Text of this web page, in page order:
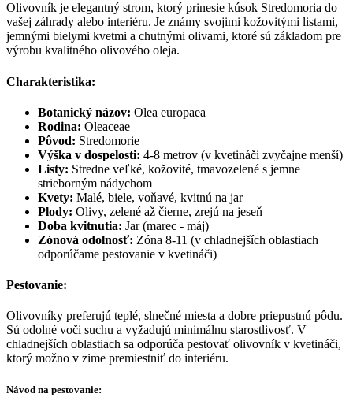
Olivovník je elegantný strom, ktorý prinesie kúsok Stredomoria do
vašej záhrady alebo interiéru. Je známy svojimi kožovitými listami,
jemnými bielymi kvetmi a chutnými olivami, ktoré sú základom pre
výrobu kvalitného olivového oleja.
Charakteristika:
Botanický názov: Olea europaea
Rodina: Oleaceae
Pôvod: Stredomorie
Výška v dospelosti: 4-8 metrov (v kvetináči zvyčajne menší)
Listy: Stredne veľké, kožovité, tmavozelené s jemne
strieborným nádychom
Kvety: Malé, biele, voňavé, kvitnú na jar
Plody: Olivy, zelené až čierne, zrejú na jeseň
Doba kvitnutia: Jar (marec - máj)
Zónová odolnosť: Zóna 8-11 (v chladnejších oblastiach
odporúčame pestovanie v kvetináči)
Pestovanie:
Olivovníky preferujú teplé, slnečné miesta a dobre priepustnú pôdu.
Sú odolné voči suchu a vyžadujú minimálnu starostlivosť. V
chladnejších oblastiach sa odporúča pestovať olivovník v kvetináči,
ktorý možno v zime premiestniť do interiéru.
Návod na pestovanie: